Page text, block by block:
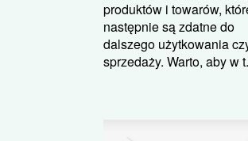
produktów i towarów,
następnie są zdatne do
dalszego użytkowania
sprzedaży. Warto, aby w